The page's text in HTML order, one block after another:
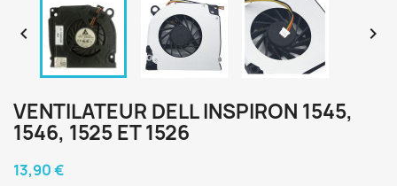
 
VENTILATEUR DELL INSPIRON 1545,
1546, 1525 ET 1526
13,90 €